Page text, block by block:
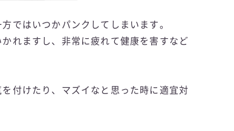
ではいつかパンクしてしまいます。
れますし、非常に疲れて健康を害すなど
付けたり、マズイなと思った時に適宜対